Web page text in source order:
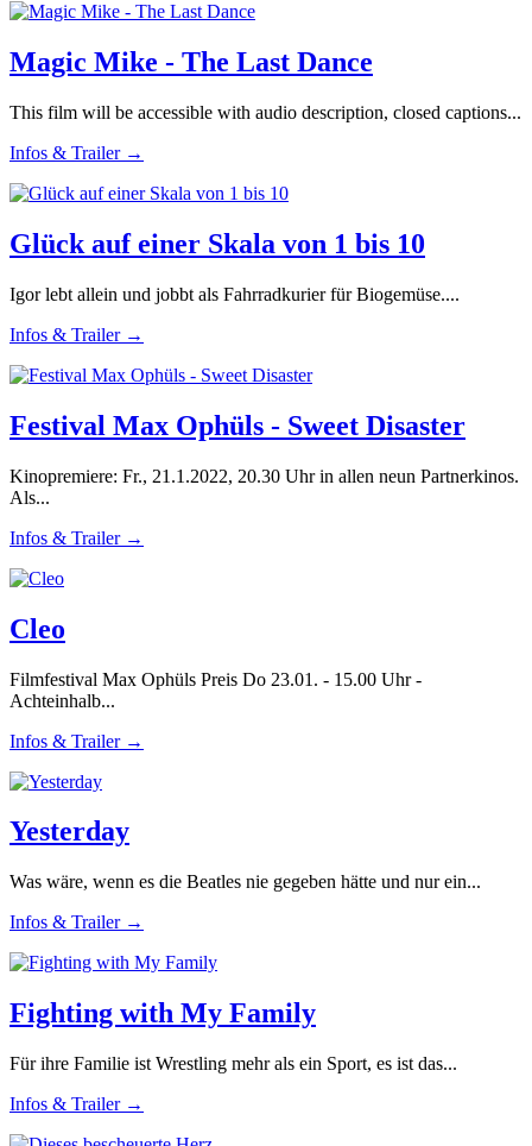
Magic Mike - The Last Dance
This film will be accessible with audio description, closed captions...
Infos & Trailer →
Glück auf einer Skala von 1 bis 10
Igor lebt allein und jobbt als Fahrradkurier für Biogemüse....
Infos & Trailer →
Festival Max Ophüls - Sweet Disaster
Kinopremiere: Fr., 21.1.2022, 20.30 Uhr in allen neun Partnerkinos.
Als...
Infos & Trailer →
Cleo
Filmfestival Max Ophüls Preis Do 23.01. - 15.00 Uhr -
Achteinhalb...
Infos & Trailer →
Yesterday
Was wäre, wenn es die Beatles nie gegeben hätte und nur ein...
Infos & Trailer →
Fighting with My Family
Für ihre Familie ist Wrestling mehr als ein Sport, es ist das...
Infos & Trailer →